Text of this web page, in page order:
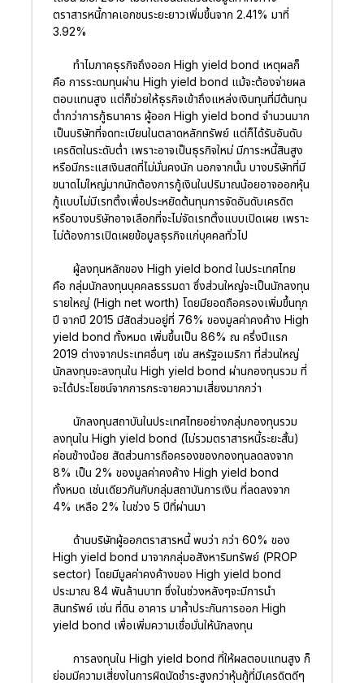
ตราสารหนี้ภาคเอกชนระยะยาวเพิ่มขึ้นจาก 2.41% มาที่
3.92%
ทำไมภาคธุรกิจถึงออก High yield bond เหตุผลก็
คือ การระดมทุนผ่าน High yield bond แม้จะต้องจ่ายผล
ตอบแทนสูง แต่ก็ช่วยให้ธุรกิจเข้าถึงแหล่งเงินทุนที่มีต้นทุน
ต่ำกว่าการกู้ธนาคาร ผู้ออก High yield bond จำนวนมาก
เป็นบริษัทที่จดทะเบียนในตลาดหลักทรัพย์ แต่ก็ได้รับอันดับ
เครดิตในระดับต่ำ เพราะอาจเป็นธุรกิจใหม่ มีภาระหนี้สินสูง
หรือมีกระแสเงินสดที่ไม่มั่นคงนัก นอกจากนั้น บางบริษัทที่มี
ขนาดไม่ใหญ่มากนักต้องการกู้เงินในปริมาณน้อยอาจออกหุ้น
กู้แบบไม่มีเรทติ้งเพื่อประหยัดต้นทุนการจัดอันดับเครดิต
หรือบางบริษัทอาจเลือกที่จะไม่จัดเรทติ้งแบบเปิดเผย เพราะ
ไม่ต้องการเปิดเผยข้อมูลธุรกิจแก่บุคคลทั่วไป
ผู้ลงทุนหลักของ High yield bond ในประเทศไทย
คือ กลุ่มนักลงทุนบุคคลธรรมดา ซึ่งส่วนใหญ่จะเป็นนักลงทุน
รายใหญ่ (High net worth) โดยมียอดถือครองเพิ่มขึ้นทุก
ปี จากปี 2015 มีสัดส่วนอยู่ที่ 76% ของมูลค่าคงค้าง High
yield bond ทั้งหมด เพิ่มขึ้นเป็น 86% ณ ครึ่งปีแรก
2019 ต่างจากประเทศอื่นๆ เช่น สหรัฐอเมริกา ที่ส่วนใหญ่
นักลงทุนจะลงทุนใน High yield bond ผ่านกองทุนรวม ที่
จะได้ประโยชน์จากการกระจายความเสี่ยงมากกว่า
นักลงทุนสถาบันในประเทศไทยอย่างกลุ่มกองทุนรวม
ลงทุนใน High yield bond (ไม่รวมตราสารหนี้ระยะสั้น)
ค่อนข้างน้อย สัดส่วนการถือครองของกองทุนลดลงจาก
8% เป็น 2% ของมูลค่าคงค้าง High yield bond
ทั้งหมด เช่นเดียวกันกับกลุ่มสถาบันการเงิน ที่ลดลงจาก
4% เหลือ 2% ในช่วง 5 ปีที่ผ่านมา
ด้านบริษัทผู้ออกตราสารหนี้ พบว่า กว่า 60% ของ
High yield bond มาจากกลุ่มอสังหาริมทรัพย์ (PROP
sector) โดยมีมูลค่าคงค้างของ High yield bond
ประมาณ 84 พันล้านบาท ซึ่งในช่วงหลังๆจะมีการนำ
สินทรัพย์ เช่น ที่ดิน อาคาร มาค้ำประกันการออก High
yield bond เพื่อเพิ่มความเชื่อมั่นให้นักลงทุน
การลงทุนใน High yield bond ที่ให้ผลตอบแทนสูง ก็
ย่อมมีความเสี่ยงในการผิดนัดชำระสูงกว่าหุ้นกู้ที่มีเครดิตดีๆ